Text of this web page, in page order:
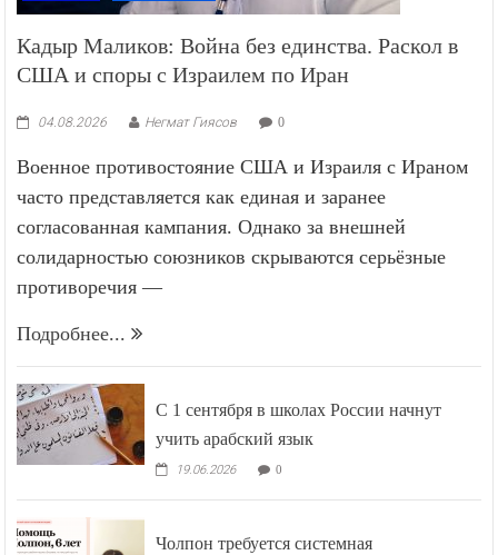
Кадыр Маликов: Война без единства. Раскол в
США и споры с Израилем по Иран
04.08.2026 Негмат Гиясов 0
Военное противостояние США и Израиля с Ираном
часто представляется как единая и заранее
согласованная кампания. Однако за внешней
солидарностью союзников скрываются серьёзные
противоречия —
Подробнее...
С 1 сентября в школах России начнут
учить арабский язык
19.06.2026 0
Чолпон требуется системная